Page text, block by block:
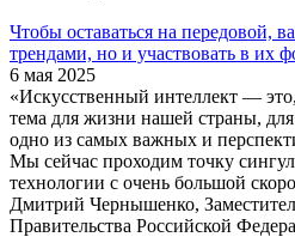
Чтобы оставаться на передовой,
трендами, но и участвовать в их
6 мая 2025
«Искусственный интеллект —
тема для жизни нашей страны,
одно из самых важных и
Мы сейчас проходим точку
технологии с очень большой
Дмитрий Чернышенко,
Правительства Российской